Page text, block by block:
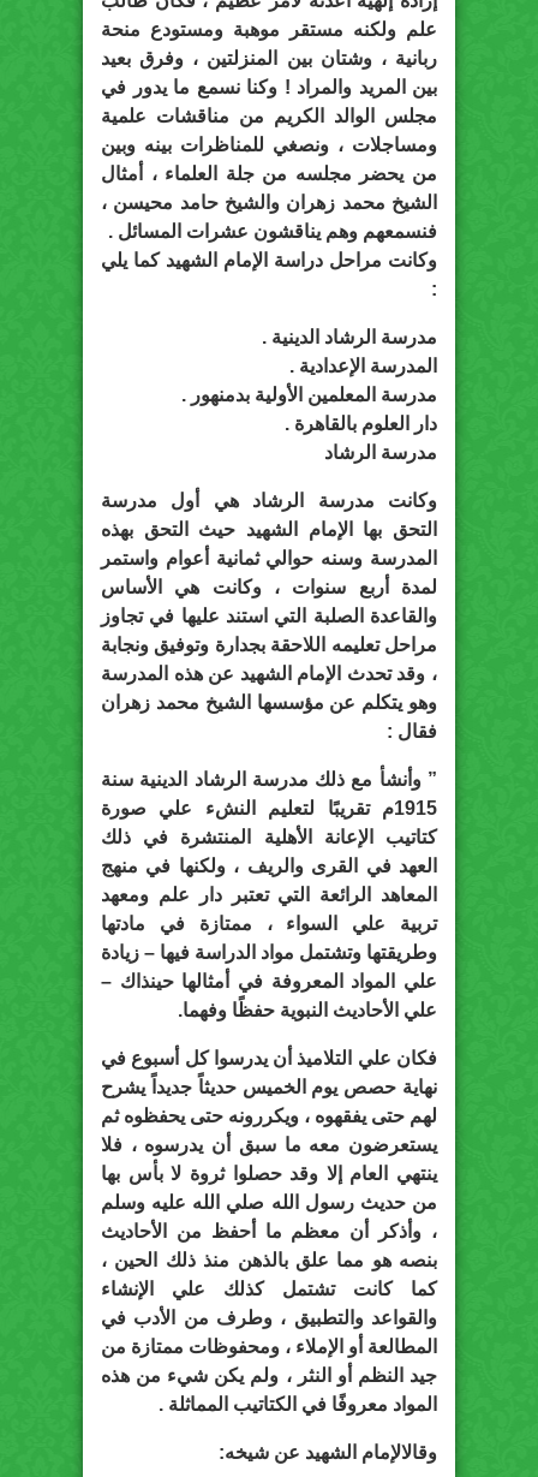
علم ولكنه مستقر موهبة ومستودع منحة
ربانية ، وشتان بين المنزلتين ، وفرق بعيد
بين المريد والمراد ! وكنا نسمع ما يدور في
مجلس الوالد الكريم من مناقشات علمية
ومساجلات ، ونصغي للمناظرات بينه وبين
من يحضر مجلسه من جلة العلماء ، أمثال
الشيخ محمد زهران والشيخ حامد محيسن ،
فنسمعهم وهم يناقشون عشرات المسائل .
وكانت مراحل دراسة الإمام الشهيد كما يلي
:
مدرسة الرشاد الدينية .
المدرسة الإعدادية .
مدرسة المعلمين الأولية بدمنهور .
دار العلوم بالقاهرة .
مدرسة الرشاد
وكانت مدرسة الرشاد هي أول مدرسة
التحق بها الإمام الشهيد حيث التحق بهذه
المدرسة وسنه حوالي ثمانية أعوام واستمر
لمدة أربع سنوات ، وكانت هي الأساس
والقاعدة الصلبة التي استند عليها في تجاوز
مراحل تعليمه اللاحقة بجدارة وتوفيق ونجابة
، وقد تحدث الإمام الشهيد عن هذه المدرسة
وهو يتكلم عن مؤسسها الشيخ محمد زهران
فقال :
” وأنشأ مع ذلك مدرسة الرشاد الدينية سنة
1915م تقريبًا لتعليم النشء علي صورة
كتاتيب الإعانة الأهلية المنتشرة في ذلك
العهد في القرى والريف ، ولكنها في منهج
المعاهد الرائعة التي تعتبر دار علم ومعهد
تربية علي السواء ، ممتازة في مادتها
وطريقتها وتشتمل مواد الدراسة فيها – زيادة
علي المواد المعروفة في أمثالها حينذاك –
علي الأحاديث النبوية حفظًا وفهما.
فكان علي التلاميذ أن يدرسوا كل أسبوع في
نهاية حصص يوم الخميس حديثاً جديداً يشرح
لهم حتى يفقهوه ، ويكررونه حتى يحفظوه ثم
يستعرضون معه ما سبق أن يدرسوه ، فلا
ينتهي العام إلا وقد حصلوا ثروة لا بأس بها
من حديث رسول الله صلي الله عليه وسلم
، وأذكر أن معظم ما أحفظ من الأحاديث
بنصه هو مما علق بالذهن منذ ذلك الحين ،
كما كانت تشتمل كذلك علي الإنشاء
والقواعد والتطبيق ، وطرف من الأدب في
المطالعة أو الإملاء ، ومحفوظات ممتازة من
جيد النظم أو النثر ، ولم يكن شيء من هذه
المواد معروفًا في الكتاتيب المماثلة .
وقالالإمام الشهيد عن شيخه: